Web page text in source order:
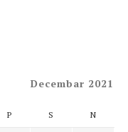
Decembar 2021
P S N